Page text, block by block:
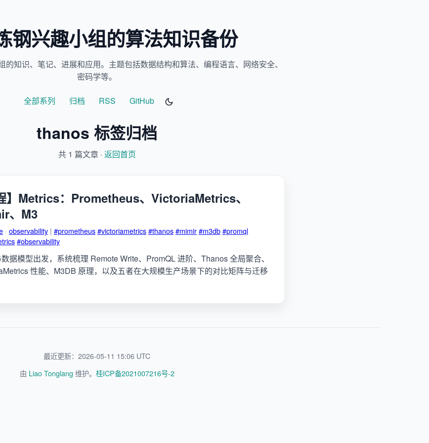
钢兴趣小组的算法知识备份
的知识、笔记、进展和应用。主题包括数据结构和算法、编程语言、网络安全、
密码学等。
全部系列 归档 RSS GitHub
thanos 标签归档
共 1 篇文章 · 返回首页
】Metrics：Prometheus、VictoriaMetrics、
、M3
· observability | #prometheus#victoriametrics#thanos#mimir#m3db#promql
#observability
据模型出发，系统梳理 Remote Write、PromQL 进阶、Thanos 全局聚合、
性能、M3DB 原理，以及五者在大规模生产场景下的对比矩阵与迁移
最近更新：2026-05-11 15:06 UTC
由 Liao Tonglang 维护。 桂ICP备2021007216号-2